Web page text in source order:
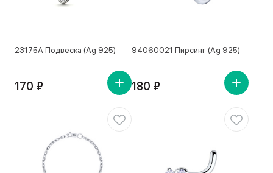
23175А Подвеска (Ag 925)
170 ₽
94060021 Пирсинг (Ag 925)
180 ₽